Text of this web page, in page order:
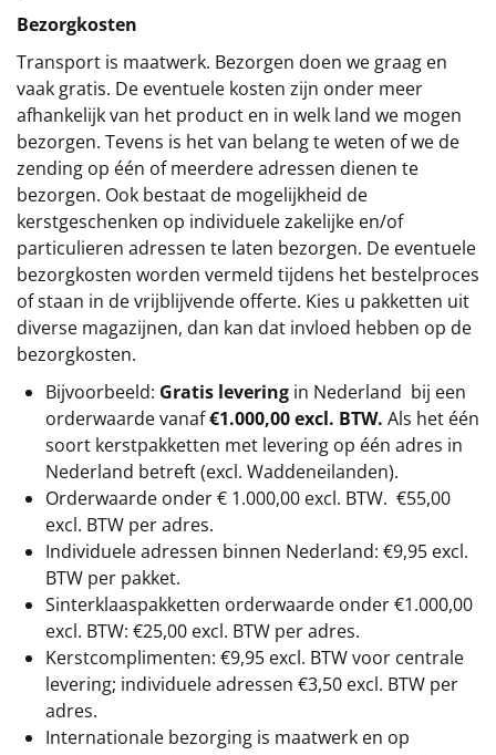
Bezorgkosten
Transport is maatwerk. Bezorgen doen we graag en
vaak gratis. De eventuele kosten zijn onder meer
afhankelijk van het product en in welk land we mogen
bezorgen. Tevens is het van belang te weten of we de
zending op één of meerdere adressen dienen te
bezorgen. Ook bestaat de mogelijkheid de
kerstgeschenken op individuele zakelijke en/of
particulieren adressen te laten bezorgen. De eventuele
bezorgkosten worden vermeld tijdens het bestelproces
of staan in de vrijblijvende offerte. Kies u pakketten uit
diverse magazijnen, dan kan dat invloed hebben op de
bezorgkosten.
Bijvoorbeeld: Gratis levering in Nederland bij een
orderwaarde vanaf€1.000,00 excl. BTW. Als het één
soort kerstpakketten met levering op één adres in
Nederland betreft (excl. Waddeneilanden).
Orderwaarde onder € 1.000,00 excl. BTW. €55,00
excl. BTW per adres.
Individuele adressen binnen Nederland: €9,95 excl.
BTW per pakket.
Sinterklaaspakketten orderwaarde onder €1.000,00
excl. BTW: €25,00 excl. BTW per adres.
Kerstcomplimenten: €9,95 excl. BTW voor centrale
levering; individuele adressen €3,50 excl. BTW per
adres.
Internationale bezorging is maatwerk en op